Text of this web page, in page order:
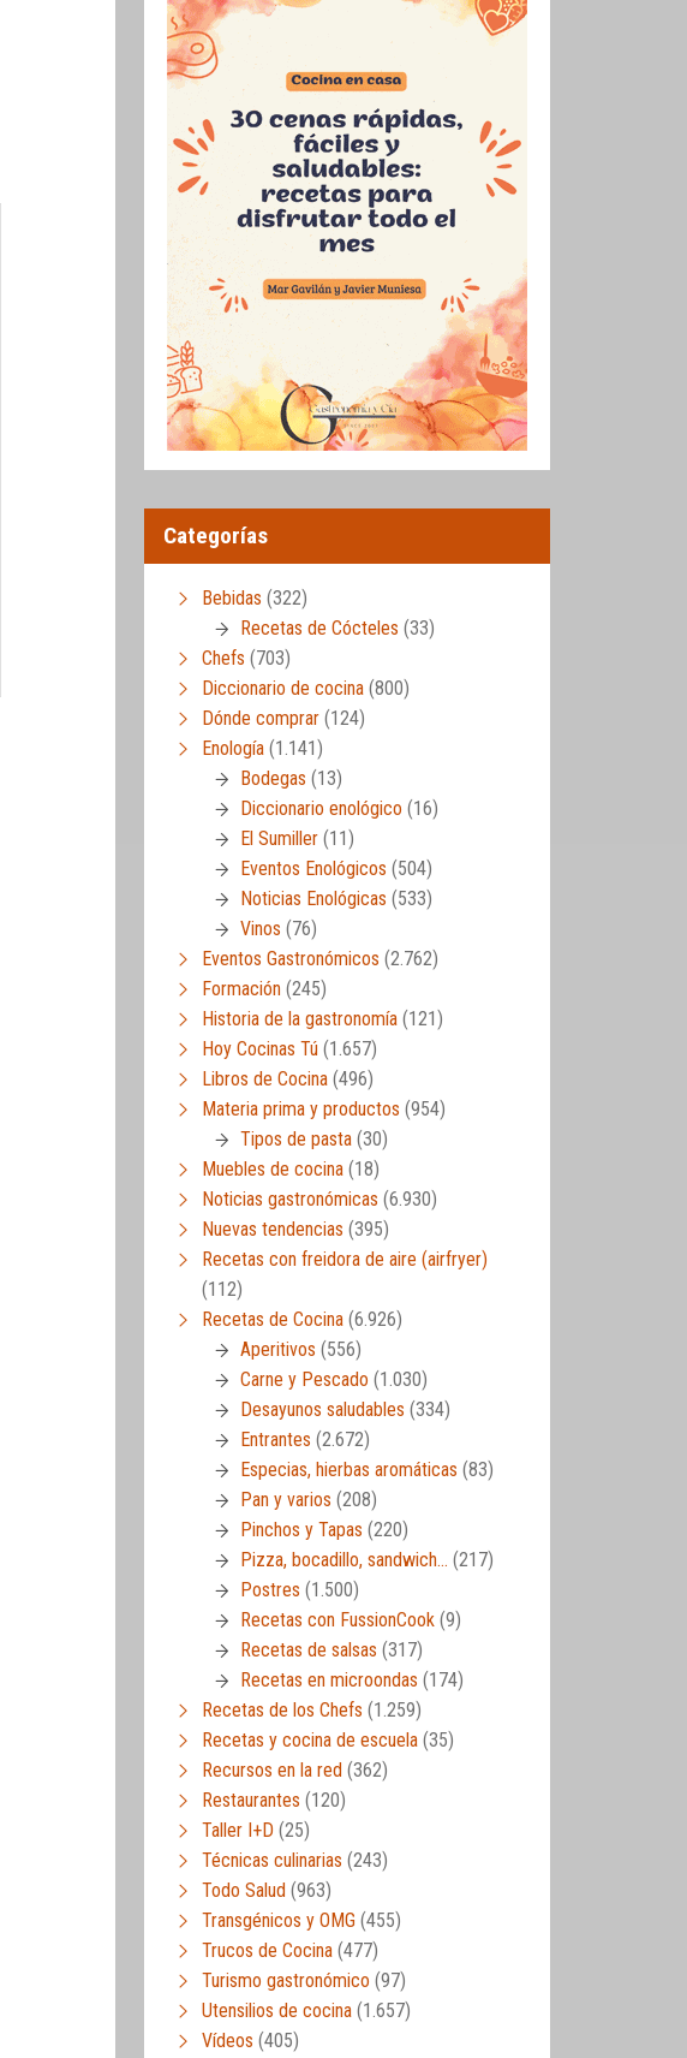
Categorías
Bebidas (322)
Recetas de Cócteles (33)
Chefs (703)
Diccionario de cocina (800)
Dónde comprar (124)
Enología (1.141)
Bodegas (13)
Diccionario enológico (16)
El Sumiller (11)
Eventos Enológicos (504)
Noticias Enológicas (533)
Vinos (76)
Eventos Gastronómicos (2.762)
Formación (245)
Historia de la gastronomía (121)
Hoy Cocinas Tú (1.657)
Libros de Cocina (496)
Materia prima y productos (954)
Tipos de pasta (30)
Muebles de cocina (18)
Noticias gastronómicas (6.930)
Nuevas tendencias (395)
Recetas con freidora de aire (airfryer)
(112)
Recetas de Cocina (6.926)
Aperitivos (556)
Carne y Pescado (1.030)
Desayunos saludables (334)
Entrantes (2.672)
Especias, hierbas aromáticas (83)
Pan y varios (208)
Pinchos y Tapas (220)
Pizza, bocadillo, sandwich… (217)
Postres (1.500)
Recetas con FussionCook (9)
Recetas de salsas (317)
Recetas en microondas (174)
Recetas de los Chefs (1.259)
Recetas y cocina de escuela (35)
Recursos en la red (362)
Restaurantes (120)
Taller I+D (25)
Técnicas culinarias (243)
Todo Salud (963)
Transgénicos y OMG (455)
Trucos de Cocina (477)
Turismo gastronómico (97)
Utensilios de cocina (1.657)
Vídeos (405)